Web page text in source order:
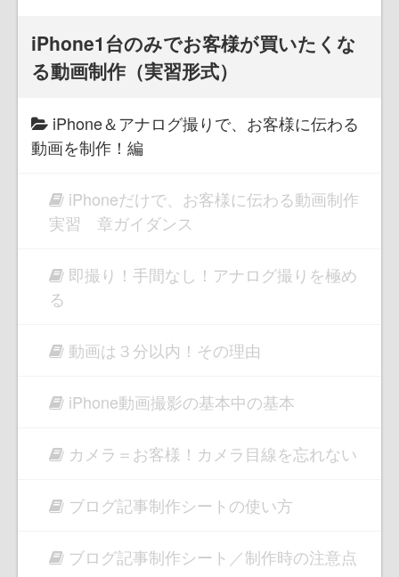
iPhone1台のみでお客様が買いたくな
る動画制作（実習形式）
iPhone＆アナログ撮りで、お客様に伝わる
動画を制作！編
iPhoneだけで、お客様に伝わる動画制作
実習 章ガイダンス
即撮り！手間なし！アナログ撮りを極め
る
動画は３分以内！その理由
iPhone動画撮影の基本中の基本
カメラ＝お客様！カメラ目線を忘れない
ブログ記事制作シートの使い方
ブログ記事制作シート／制作時の注意点